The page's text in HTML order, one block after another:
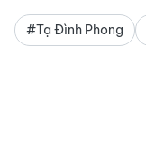
#Tạ Đình Phong